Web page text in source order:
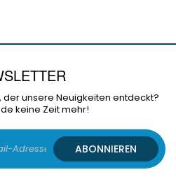
der unsere Neuigkeiten entdeckt?
keine Zeit mehr!
ABONNIEREN